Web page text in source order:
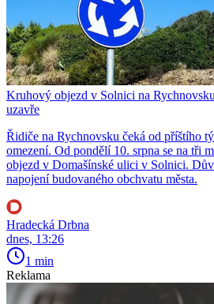
Kruhový objezd v Solnici na
uzavře
Řidiče na Rychnovsku čeká od příštího
omezení. Od pondělí 10. srpna se na tři
objezd v Domašínské ulici v Solnici.
napojení budovaného obchvatu města.
Hradecká Drbna
dnes, 13:26
1 min
Reklama